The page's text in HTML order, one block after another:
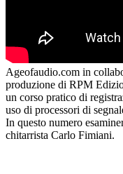
Ageofaudio.com in
produzione di RPM
un corso pratico di
uso di processori di
In questo numero
chitarrista Carlo Fimiani.